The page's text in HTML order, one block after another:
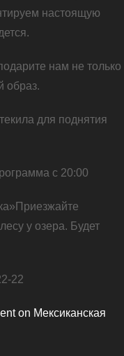
настоящую
нам не только
образ.
для поднятия
с 20:00
у озера. Будет
22
on Мексиканская